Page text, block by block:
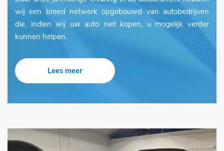
wij een breed netwerk opgebouwd van autobedrijven
die, indien wij uw auto niet kopen, u mogelijk verder
kunnen helpen.
Lees meer